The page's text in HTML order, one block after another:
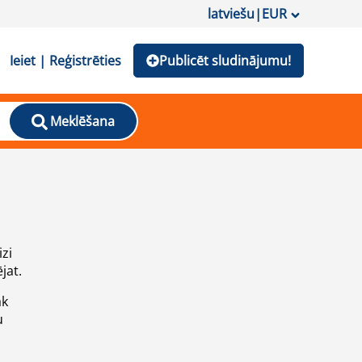
latviešu|EUR
Ieiet | Reģistrēties Publicēt sludinājumu!
Meklēšana